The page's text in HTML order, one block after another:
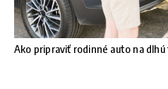
Ako pripraviť rodinné auto na dlhú